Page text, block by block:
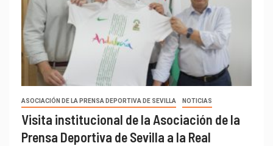
ASOCIACIÓN DE LA PRENSA DEPORTIVA DE SEVILLA NOTICIAS
Visita institucional de la Asociación de la
Prensa Deportiva de Sevilla a la Real